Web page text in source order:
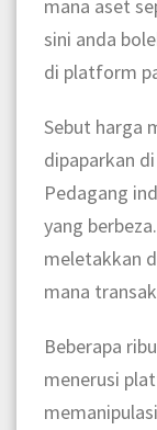
mana aset
sini anda
di platform
Sebut harga
dipaparkan
Pedagang
yang
meletakkan
mana
Beberapa
menerusi